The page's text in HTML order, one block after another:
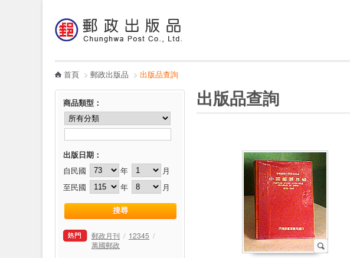
哪裡買
首頁 > 郵政出版品 > 出版品查詢
商品類型 ：
出版日期：
自民國 年
月
至民國
年 月
郵政月刊 / 12345 /
萬國郵政
出版品查詢